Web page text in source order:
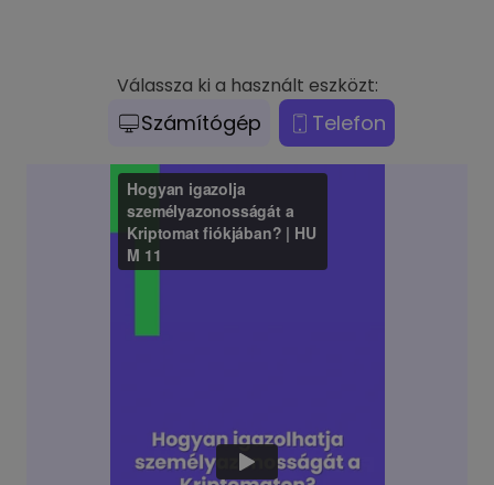
Válassza ki a használt eszközt:
Számítógép Telefon